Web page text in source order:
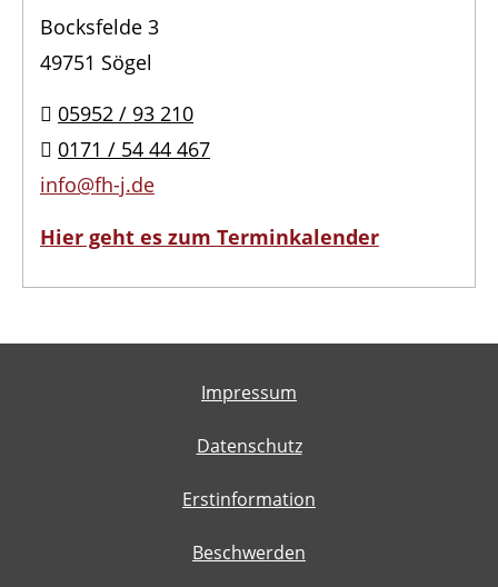
Bocksfelde 3
49751 Sögel
05952 / 93 210
0171 / 54 44 467
info@fh-j.de
Hier geht es zum Terminkalender
Impressum
Datenschutz
Erstinformation
Beschwerden